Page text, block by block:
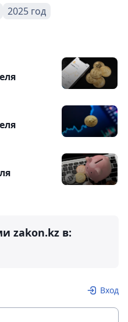
2025 год
zakon.kz в:
Вход